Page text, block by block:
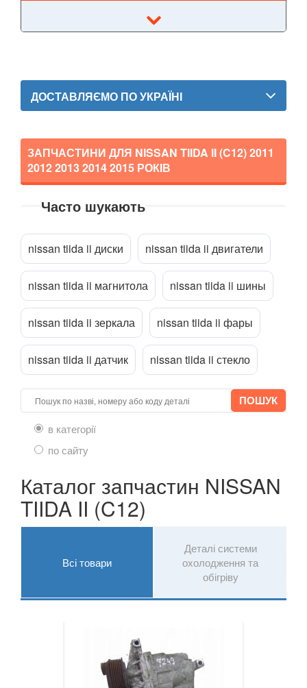
Cube I (Z10)
Cube II (Z11)
Cube III (Z12)
Frontier II (D22)
Frontier III (D40)
Frontier III (D40 Navara)
Frontier IV (D23)
GT-R (R35)
Interstar (T35)
Interstar (X70)
Kubistar (X76)
Micra IV (K13)
Micra V (K14)
Note I (E11)
Pathfinder II (R50)
attach_fileПрикріпити файл
ДОСТАВЛЯЄМО ПО УКРАЇНІ
ЗАПЧАСТИНИ ДЛЯ NISSAN TIIDA II (C12)2011
2012 2013 2014 2015 РОКІВ
Часто шукають
nissan tiida ii диски nissan tiida ii двигатели
nissan tiida ii магнитола nissan tiida ii шины
nissan tiida ii зеркала nissan tiida ii фары
nissan tiida ii датчик nissan tiida ii стекло
в категорії
по сайту
Каталог запчастин NISSAN
TIIDA II (C12)
Всі товари
Деталі системи
охолодження та
обігріву